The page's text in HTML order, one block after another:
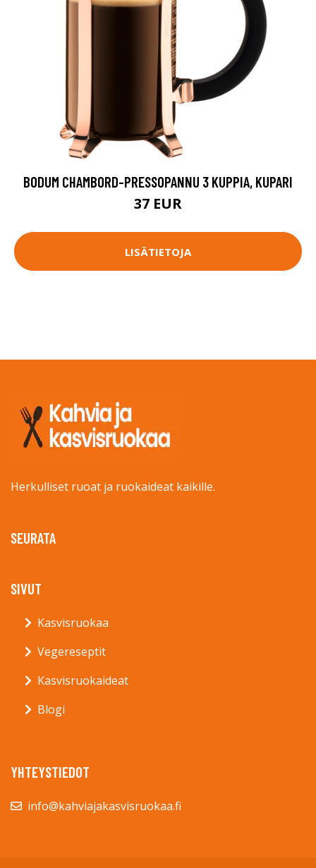
BODUM CHAMBORD-PRESSOPANNU 3 KUPPIA, KUPARI
37 EUR
LISÄTIETOJA
Herkulliset ruoat ja ruokaideat kaikille.
SEURATA
SIVUT
Kasvisruokaa
Vegereseptit
Kasvisruokaideat
Blogi
YHTEYSTIEDOT
info@kahviajakasvisruokaa.fi